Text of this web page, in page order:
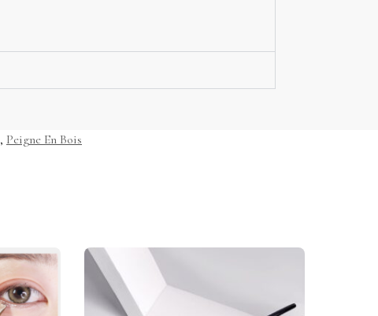
, Peigne En Bois